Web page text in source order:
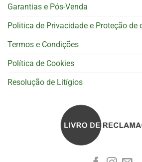
Garantias e Pós-Venda
Politica de Privacidade e Proteção de
Termos e Condições
Política de Cookies
Resolução de Litígios